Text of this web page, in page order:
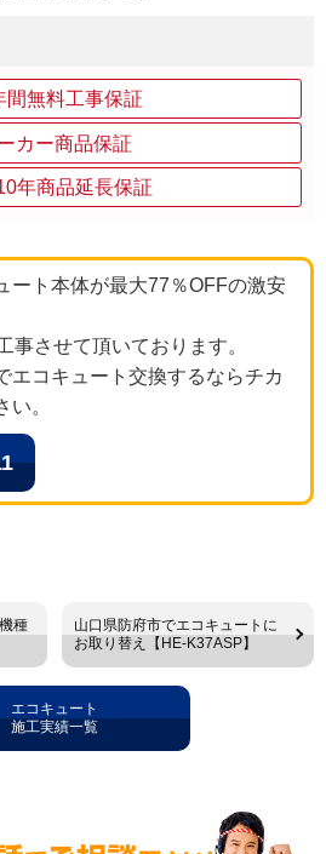
間無料工事保証
カー商品保証
年商品延長保証
ート本体が最大77％OFFの激安
事させて頂いております。
エコキュート交換するならチカ
。
種
山口県防府市でエコキュートに
お取り替え【HE-K37ASP】
エコキュート
施工実績一覧